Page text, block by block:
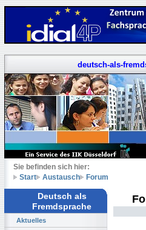
deutsch-als-
Sie befinden sich hier:
Start
Austausch Forum
Deutsch als
Fremdsprache
Aktuelles